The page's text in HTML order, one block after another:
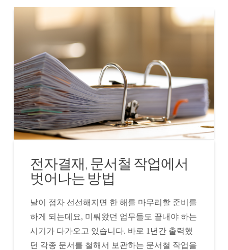
전자결재, 문서철 작업에서
벗어나는 방법
날이 점차 선선해지면 한 해를 마무리할 준비를
하게 되는데요, 미뤄왔던 업무들도 끝내야 하는
시기가 다가오고 있습니다. 바로 1년간 출력했
던 각종 문서를 철해서 보관하는 문서철 작업을